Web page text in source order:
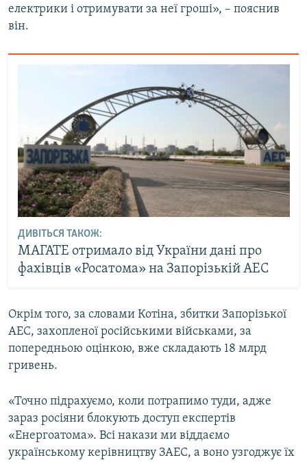
електрики і отримувати за неї гроші», – пояснив
він.
ДИВІТЬСЯ ТАКОЖ:
МАГАТЕ отримало від України дані про
фахівців «Росатома» на Запорізькій АЕС
Окрім того, за словами Котіна, збитки Запорізької
АЕС, захопленої російськими військами, за
попередньою оцінкою, вже складають 18 млрд
гривень.
«Точно підрахуємо, коли потрапимо туди, адже
зараз росіяни блокують доступ експертів
«Енергоатома». Всі накази ми віддаємо
українському керівництву ЗАЕС, а воно узгоджує їх